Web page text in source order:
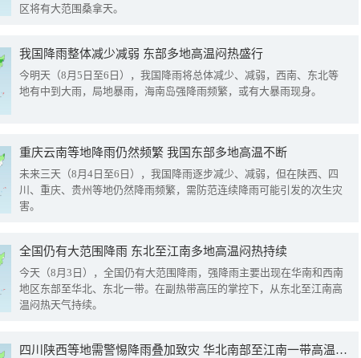
区将有大范围桑拿天。
我国降雨整体减少减弱 东部多地高温闷热盛行
今明天（8月5日至6日），我国降雨将总体减少、减弱，西南、东北等
地有中到大雨，局地暴雨，海南岛强降雨频繁，或有大暴雨现身。
重庆云南等地降雨仍然频繁 我国东部多地高温不断
未来三天（8月4日至6日），我国降雨逐步减少、减弱，但在陕西、四
川、重庆、贵州等地仍然降雨频繁，需防范连续降雨可能引发的次生灾
害。
全国仍有大范围降雨 东北至江南多地高温闷热持续
今天（8月3日），全国仍有大范围降雨，强降雨主要出现在华南和西南
地区东部至华北、东北一带。在副热带高压的掌控下，从东北至江南高
温闷热天气持续。
四川陕西等地需警惕降雨叠加致灾 华北南部至江南一带高温频现